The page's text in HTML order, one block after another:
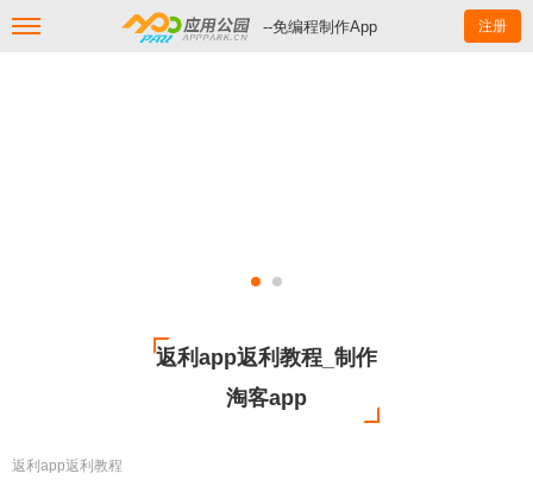
--免编程制作App 注册
返利app返利教程_制作
淘客app
返利app返利教程